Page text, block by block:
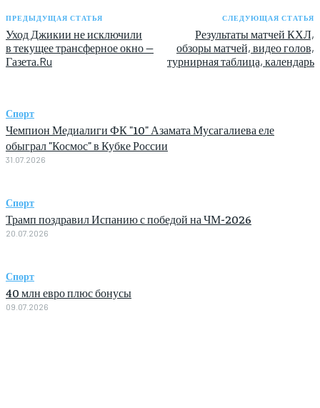
ПРЕДЫДУЩАЯ СТАТЬЯ
Уход Джикии не исключили
в текущее трансферное окно —
Газета.Ru
СЛЕДУЮЩАЯ СТАТЬЯ
Результаты матчей КХЛ,
обзоры матчей, видео голов,
турнирная таблица, календарь
Спорт
Чемпион Медиалиги ФК "10" Азамата Мусагалиева еле
обыграл "Космос" в Кубке России
31.07.2026
Спорт
Трамп поздравил Испанию с победой на ЧМ-2026
20.07.2026
Спорт
40 млн евро плюс бонусы
09.07.2026